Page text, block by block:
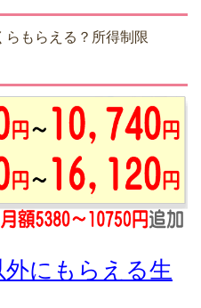
らもらえる？所得制限
外にもらえる生